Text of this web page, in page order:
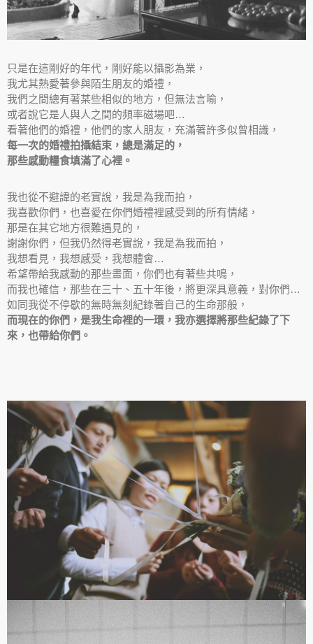
只是在這剛好的年代，剛好能以攝影為業，
我尤其熱愛著參與陌生朋友的婚禮，
我們之間總有著某些相似的地方，但無法言喻，
或者說它是人與人之間的頻率磁場吧…
看著他們的婚禮，他們的家人朋友，充滿著許多似曾相識，
每一次的婚禮拍攝結束，總是滿足的，
那些感動糧食填滿了心裡。
我也從不避諱的老實說，我是為我而拍，
我喜歡你們，也喜愛在你們婚禮裡感受到的所有情緒，
那是在其它地方很難遇見的，
謝謝你們，但我仍然得老實說，我是為我而拍，
我想看見，我想感受，我想體會…
希望帶給我感動的那些畫面，你們也有著些共鳴，
而我也確信，那些在三十、五十年後，將更深具意義，對你們…
如同我從不停歇的無時無刻紀錄著自己的生命那般，
而現在的你們，是我生命裡的一環，我亦選擇將那些紀錄了下
來，也帶給你們。